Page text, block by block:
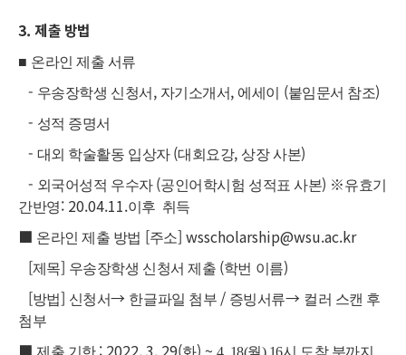
3. 제출 방법
■ 온라인 제출 서류
- 우송장학생 신청서 , 자기소개서, 에세이 (붙임문서 참조)
- 성적 증명서
- 대외 학술활동 입상자 (대회요강, 상장 사본)
- 외국어성적 우수자 (공인어학시험 성적표 사본) ※유효기
간반영: 20.04.11.이후 취득
■ 온라인 제출 방법 [주소] wsscholarship@wsu.ac.kr
[제목] 우송장학생 신청서 제출 (학번 이름)
[방법] 신청서→ 한글파일 첨부 / 증빙서류→ 컬러 스캔 후
첨부
■ 제출 기한 : 2022. 3. 29(화) ~ 4. 18(월) 16시 도착 분까지